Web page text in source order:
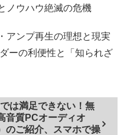
ウハウ絶滅の危機
アンプ再生の理想と現実
ーの利便性と「知られざ
は満足できない！無
音質PCオーディオ
のご紹介、スマホで操